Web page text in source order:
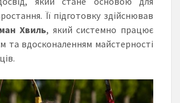
Її підготовку здійснював
Хвиль, який системно працює
та вдосконаленням майстерності